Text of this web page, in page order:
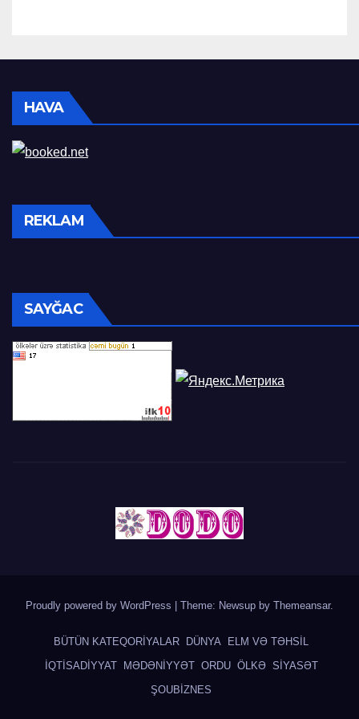
HAVA
REKLAM
SAYĞAC
Proudly powered by WordPress Theme: Newsup by Themeansar.
BÜTÜN KATEQORİYALAR DÜNYA
ELM VƏ TƏHSİL
İQTİSADİYYAT
MƏDƏNİYYƏT ORDU ÖLKƏ SİYASƏT
ŞOUBİZNES